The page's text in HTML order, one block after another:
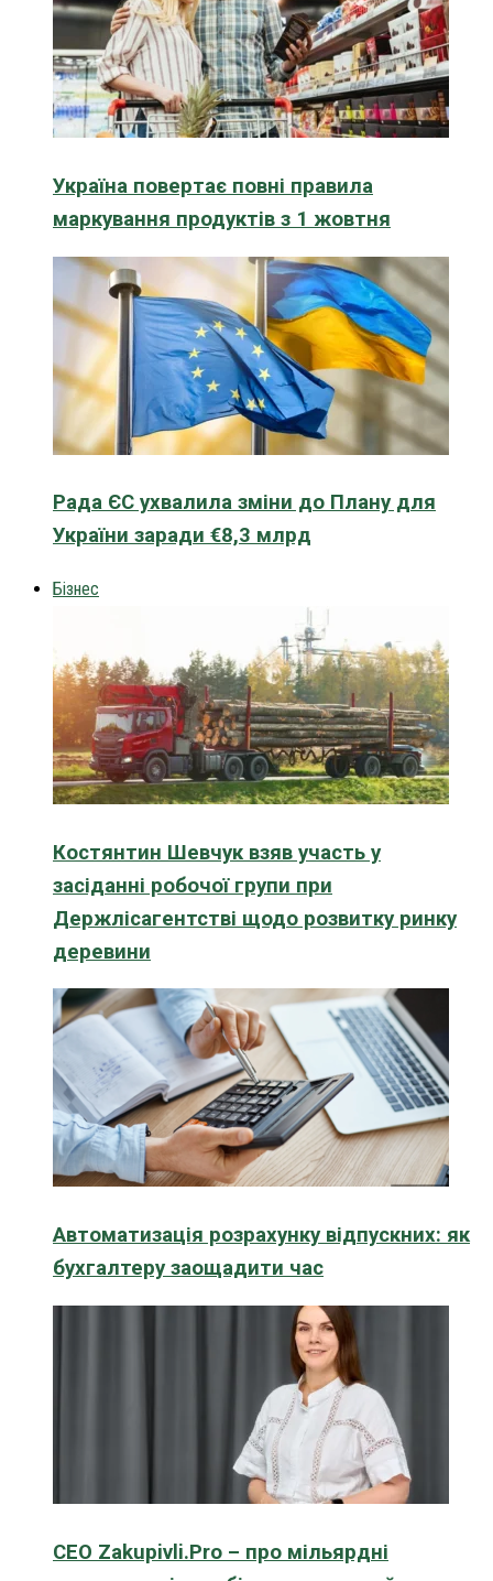
Україна повертає повні правила
маркування продуктів з 1 жовтня
Рада ЄС ухвалила зміни до Плану для
України заради €8,3 млрд
Бізнес
Костянтин Шевчук взяв участь у
засіданні робочої групи при
Держлісагентстві щодо розвитку ринку
деревини
Автоматизація розрахунку відпускних: як
бухгалтеру заощадити час
CEO Zakupivli.Pro – про мільярдні